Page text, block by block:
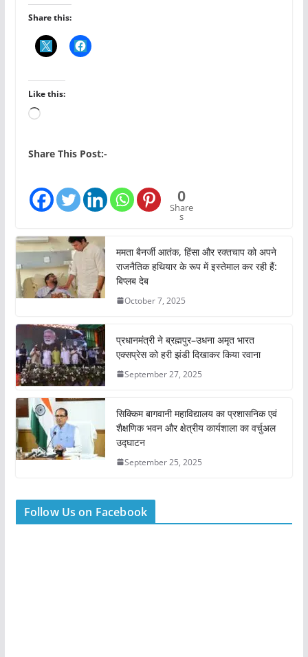
Share this:
Like this:
L
a
n
…
Share This Post:-
0
Share
s
ममता बैनर्जी आतंक, हिंसा और रक्तचाप को अपने
राजनैतिक हथियार के रूप में इस्तेमाल कर रही हैं:
बिप्लब देब
October 7, 2025
प्रधानमंत्री ने ब्रह्मपुर–उधना अमृत भारत
एक्सप्रेस को हरी झंडी दिखाकर किया रवाना
September 27, 2025
सिक्किम बागवानी महाविद्यालय का प्रशासनिक एवं
शैक्षणिक भवन और क्षेत्रीय कार्यशाला का वर्चुअल
उद्घाटन
September 25, 2025
Follow Us on Facebook